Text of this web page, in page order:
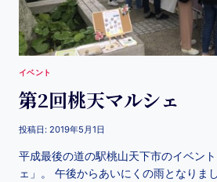
イベント
第2回桃天マルシェ
投稿日: 2019年5月1日
平成最後の道の駅桃山天下市のイベン
ェ」。 午後からあいにくの雨となりま